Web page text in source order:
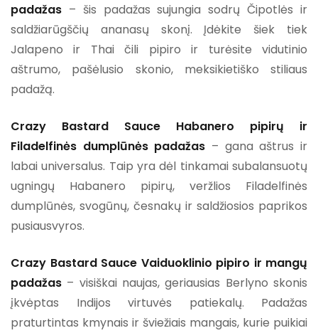
padažas – šis padažas sujungia sodrų Čipotlės ir
saldžiarūgščių ananasų skonį. Įdėkite šiek tiek
Jalapeno ir Thai čili pipiro ir turėsite vidutinio
aštrumo, pašėlusio skonio, meksikietiško stiliaus
padažą.
Crazy Bastard Sauce Habanero pipirų ir
Filadelfinės dumplūnės padažas – gana aštrus ir
labai universalus. Taip yra dėl tinkamai subalansuotų
ugningų Habanero pipirų, veržlios Filadelfinės
dumplūnės, svogūnų, česnakų ir saldžiosios paprikos
pusiausvyros.
Crazy Bastard Sauce Vaiduoklinio pipiro ir mangų
padažas – visiškai naujas, geriausias Berlyno skonis
įkvėptas Indijos virtuvės patiekalų. Padažas
praturtintas kmynais ir šviežiais mangais, kurie puikiai